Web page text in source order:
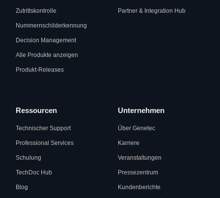
Zutrittskontrolle
Nummernschilderkennung
Decision Management
Alle Produkte anzeigen
Produkt-Releases
Partner & Integration Hub
Ressourcen
Technischer Support
Professional Services
Schulung
TechDoc Hub
Blog
Unternehmen
Über Genetec
Karriere
Veranstaltungen
Pressezentrum
Kundenberichte